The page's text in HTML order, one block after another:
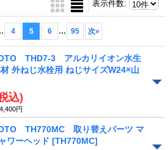
表示件数:
4 5 6 ... 95 次»
THD7-3 アルカリイオン水生
外ねじ水栓用 ねじサイズW24×山
込)
4,400円
TH770MC 取り替えパーツ マ
ワーヘッド [TH770MC]